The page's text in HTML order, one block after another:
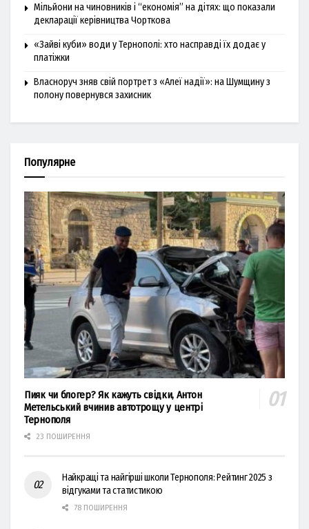
Мільйони на чиновників і “економія” на дітях: що показали
декларації керівництва Чорткова
«Зайві куби» води у Тернополі: хто насправді їх додає у
платіжки
Власноруч зняв свій портрет з «Алеї надії»: на Шумщину з
полону повернувся захисник
Популярне
Пияк чи блогер? Як кажуть свідки, Антон
Метельський вчинив автотрощу у центрі
Тернополя
23 ПОШИРЕННЯ
Найкращі та найгірші школи Тернополя: Рейтинг 2025 з
відгуками та статистикою
78 ПОШИРЕННЯ